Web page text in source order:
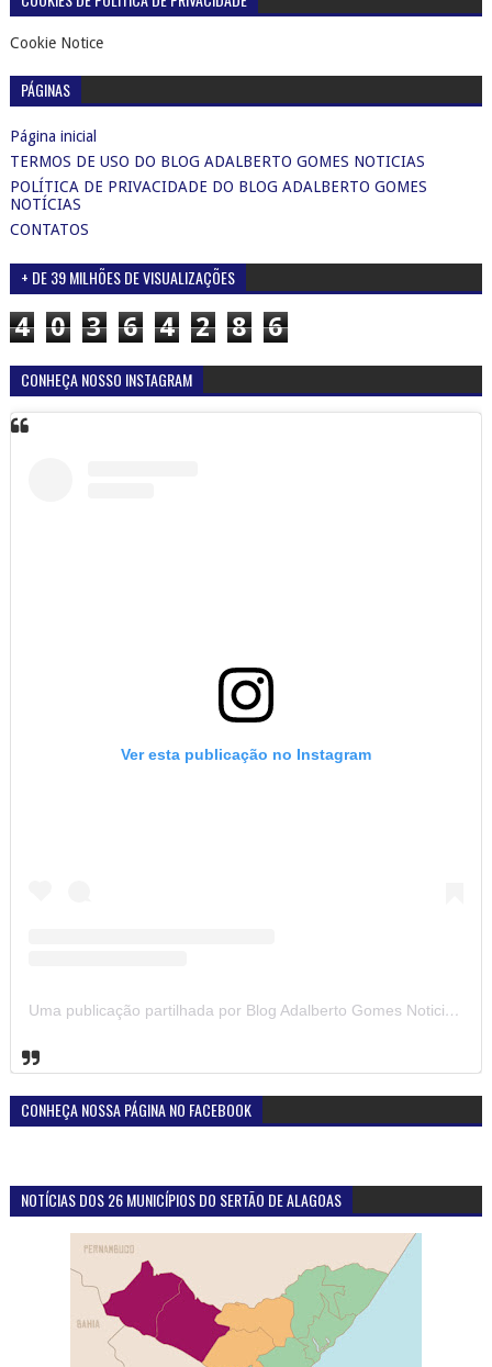
Cookie Notice
PÁGINAS
Página inicial
TERMOS DE USO DO BLOG ADALBERTO GOMES NOTICIAS
POLÍTICA DE PRIVACIDADE DO BLOG ADALBERTO GOMES
NOTÍCIAS
CONTATOS
+ DE 39 MILHÕES DE VISUALIZAÇÕES
4 0 3 6 4 2 8 6
CONHEÇA NOSSO INSTAGRAM
Ver esta publicação no Instagram
Uma publicação partilhada por Blog Adalberto Gomes Noticias (@blogadalbertogomesnoticiass)
CONHEÇA NOSSA PÁGINA NO FACEBOOK
NOTÍCIAS DOS 26 MUNICÍPIOS DO SERTÃO DE ALAGOAS